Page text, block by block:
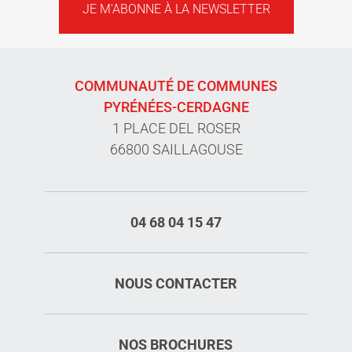
JE M'ABONNE À LA NEWSLETTER
COMMUNAUTÉ DE COMMUNES
PYRÉNÉES-CERDAGNE
1 PLACE DEL ROSER
66800 SAILLAGOUSE
04 68 04 15 47
NOUS CONTACTER
NOS BROCHURES